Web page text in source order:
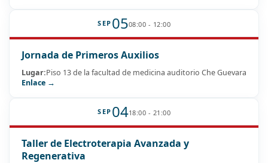
SEP 0508:00 - 12:00
Jornada de Primeros Auxilios
Lugar:Piso 13 de la facultad de medicina auditorio Che Guevara
Enlace →
SEP 0418:00 - 21:00
Taller de Electroterapia Avanzada y
Regenerativa